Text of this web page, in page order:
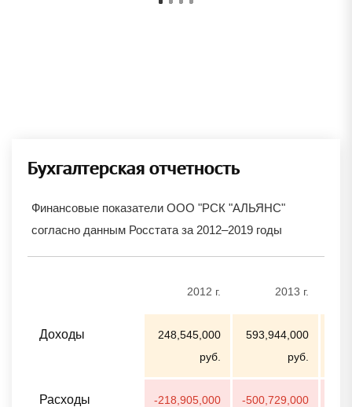
Бухгалтерская отчетность
Финансовые показатели ООО "РСК "АЛЬЯНС"
согласно данным Росстата за 2012–2019 годы
2012 г. 2013 г.
Доходы
248,545,000
руб.
593,944,000
руб.
Расходы -218,905,000 -500,729,000